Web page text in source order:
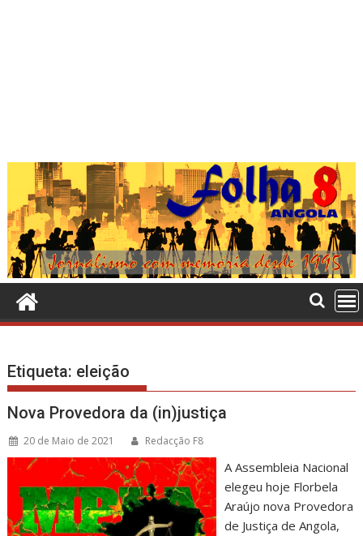
Etiqueta: eleição
Nova Provedora da (in)justiça
20 de Maio de 2021 Redacção F8
A Assembleia Nacional
elegeu hoje Florbela
Araújo nova Provedora
de Justiça de Angola,